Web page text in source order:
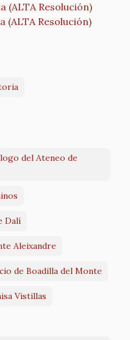
(ALTA Resolución)
(ALTA Resolución)
del Ateneo de
Dalí
Aleixandre
de Boadilla del Monte
Vistillas